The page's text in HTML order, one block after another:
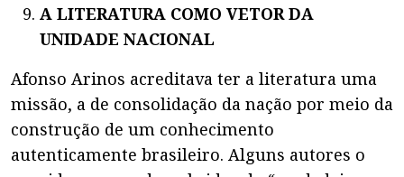
A LITERATURA COMO VETOR DA
UNIDADE NACIONAL
Afonso Arinos acreditava ter a literatura uma
missão, a de consolidação da nação por meio da
construção de um conhecimento
autenticamente brasileiro. Alguns autores o